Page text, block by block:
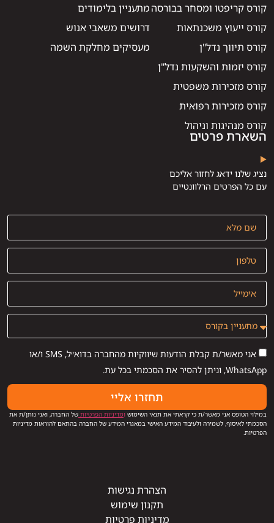
קורס קריפטו ומסחר בבורסה
קורס ייעוץ משכנתאות
קורס תיווך נדל"ן
קורס יזמות והשקעות נדל"ן
קורס מזכירות משפטית
קורס מזכירות רפואית
קורס מנהיגות וניהול
מתעניין בלימודים
דרושים משאבי אנוש
מעסיקים מחלקת השמה
השארת פרטים
נציג שלנו ידאג לחזור אליכם
עם כל הפרטים הרלוונטיים
אני מאשר/ת קבלת הודעות שיווקיות מהחברה בדוא״ל, SMS ו/או
WhatsApp, וניתן להסיר את הסכמתי בכל עת.
תחזרו אליי
במילוי הטופס אני מאשר/ת כי קראתי את תנאי השימוש ומדיניות הפרטיות של החברה, ואני נותן/ת את
הסכמתי לאיסוף, לשמירה ולעיבוד המידע האישי במאגרי המידע של החברה בהתאם להוראות מדיניות
הפרטיות.
הצהרת נגישות
תקנון שימוש
מדיניות פרטיות